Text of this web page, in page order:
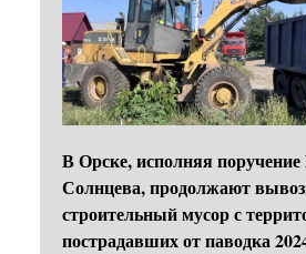
В Орске, исполняя
Солнцева, продолжают
строительный мусор с
пострадавших от паводка